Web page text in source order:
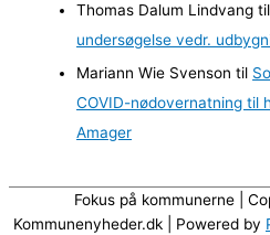
Thomas Dalum Lindvang til
undersøgelse vedr.
Mariann Wie Svenson til
COVID-nødovernatning til
Amager
Fokus på kommunerne |
Kommunenyheder.dk | Powered by